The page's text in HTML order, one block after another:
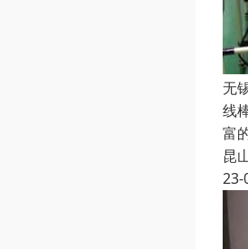
无
线
富
昆
23-